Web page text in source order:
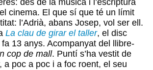
des de la música i l’escriptura
cinema. El que sí que té un límit
l’Adrià, abans Josep, vol ser ell.
La clau de girar el taller, el disc
13 anys. Acompanyat del llibre-
cop de mall. Puntí s’ha vestit de
a poc a poc i a foc roent, el seu